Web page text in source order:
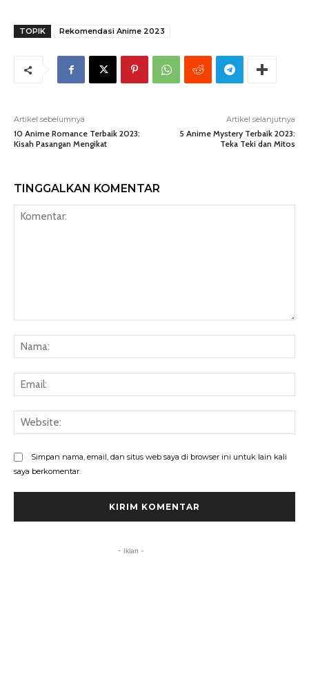
TOPIK Rekomendasi Anime 2023
Artikel sebelumnya
10 Anime Romance Terbaik 2023:
Kisah Pasangan Mengikat
Artikel selanjutnya
5 Anime Mystery Terbaik 2023:
Teka Teki dan Mitos
TINGGALKAN KOMENTAR
Simpan nama, email, dan situs web saya di browser ini untuk lain kali
saya berkomentar.
- Iklan -